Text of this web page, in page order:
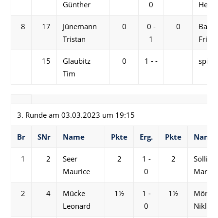
Günther
0
8 17
Jünemann
Tristan
0
0 -
1
0
15
Glaubitz
Tim
0 1 - -
3. Runde am 03.03.2023 um 19:15
Br SNr Name Pkte Erg. Pkte Name
1 2
Seer
Maurice
2
1 -
0
2
Söllig
Martin
2 4
Mücke
Leonard
1½
1 -
0
1½
Mörke
Niklas